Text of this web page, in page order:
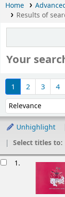
Home
Results of
Your
1 2 3 4
Sort by:
Unhighlight
Select titles to:
1.